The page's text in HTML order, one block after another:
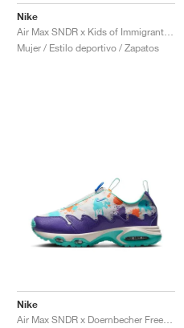
Nike
Air Max SNDR x Kids of Immigrants "Sun Down"
Mujer / Estilo deportivo / Zapatos
Nike